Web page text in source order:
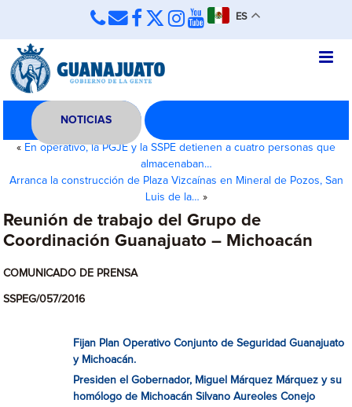
ES
NOTICIAS
« En operativo, la PGJE y la SSPE detienen a cuatro personas que
almacenaban…
Arranca la construcción de Plaza Vizcaínas en Mineral de Pozos, San
Luis de la… »
Reunión de trabajo del Grupo de
Coordinación Guanajuato – Michoacán
COMUNICADO DE PRENSA
SSPEG/057/2016
Fijan Plan Operativo Conjunto de Seguridad Guanajuato
y Michoacán.
Presiden el Gobernador, Miguel Márquez Márquez y su
homólogo de Michoacán Silvano Aureoles Conejo